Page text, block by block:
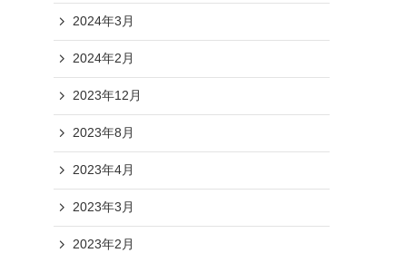
2024年3月
2024年2月
2023年12月
2023年8月
2023年4月
2023年3月
2023年2月